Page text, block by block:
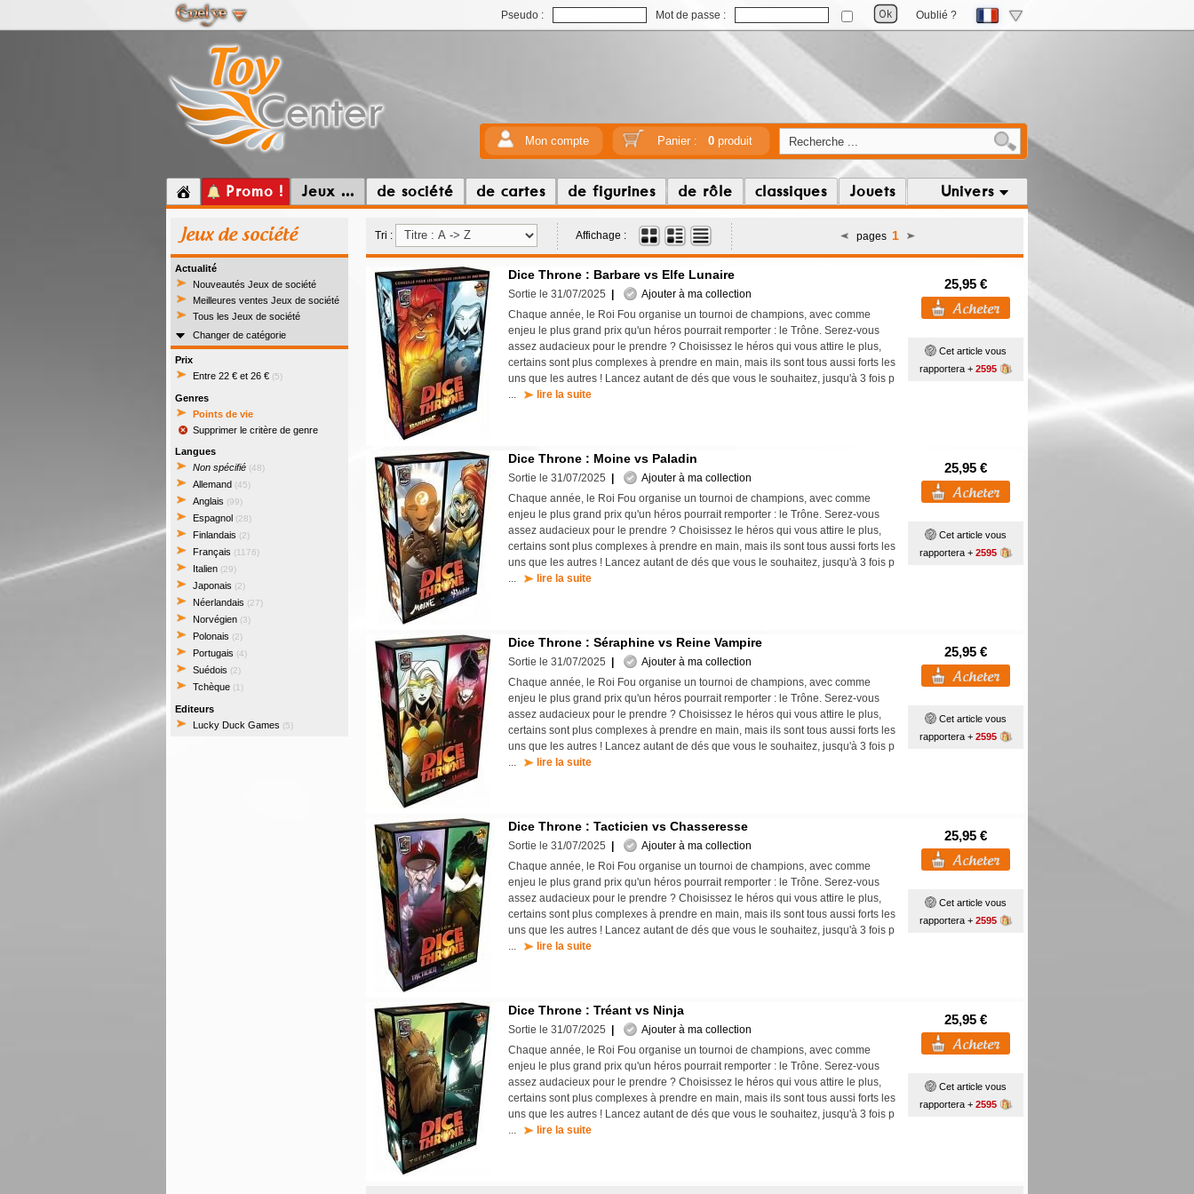
Pseudo : Mot de passe : Oublié ?
Mon compte Panier : 0produit
Promo ! Jeux ... de société de cartes de figurines de rôle classiques Jouets Univers
Jeux de société
Actualité
Nouveautés Jeux de société
Meilleures ventes Jeux de société
Tous les Jeux de société
Changer de catégorie
Prix
Entre 22 € et 26 € (5)
Genres
Points de vie
Supprimer le critère de genre
Langues
Non spécifié (48)
Allemand (45)
Anglais (99)
Espagnol (28)
Finlandais (2)
Français (1176)
Italien (29)
Japonais (2)
Néerlandais (27)
Norvégien (3)
Polonais (2)
Portugais (4)
Suédois (2)
Tchèque (1)
Editeurs
Lucky Duck Games (5)
Tri : Affichage : pages 1
Dice Throne : Barbare vs Elfe Lunaire
Sortie le 31/07/2025
Ajouter à ma collection
Chaque année, le Roi Fou organise un tournoi de champions, avec comme
enjeu le plus grand prix qu'un héros pourrait remporter : le Trône. Serez-vous
assez audacieux pour le prendre ? Choisissez le héros qui vous attire le plus,
certains sont plus complexes à prendre en main, mais ils sont tous aussi forts les
uns que les autres ! Lancez autant de dés que vous le souhaitez, jusqu'à 3 fois p
...
lire la suite
25,95 €
Cet article vous
rapportera + 2595
Dice Throne : Moine vs Paladin
Sortie le 31/07/2025
Ajouter à ma collection
Chaque année, le Roi Fou organise un tournoi de champions, avec comme
enjeu le plus grand prix qu'un héros pourrait remporter : le Trône. Serez-vous
assez audacieux pour le prendre ? Choisissez le héros qui vous attire le plus,
certains sont plus complexes à prendre en main, mais ils sont tous aussi forts les
uns que les autres ! Lancez autant de dés que vous le souhaitez, jusqu'à 3 fois p
...
lire la suite
25,95 €
Cet article vous
rapportera + 2595
Dice Throne : Séraphine vs Reine Vampire
Sortie le 31/07/2025
Ajouter à ma collection
Chaque année, le Roi Fou organise un tournoi de champions, avec comme
enjeu le plus grand prix qu'un héros pourrait remporter : le Trône. Serez-vous
assez audacieux pour le prendre ? Choisissez le héros qui vous attire le plus,
certains sont plus complexes à prendre en main, mais ils sont tous aussi forts les
uns que les autres ! Lancez autant de dés que vous le souhaitez, jusqu'à 3 fois p
...
lire la suite
25,95 €
Cet article vous
rapportera + 2595
Dice Throne : Tacticien vs Chasseresse
Sortie le 31/07/2025
Ajouter à ma collection
Chaque année, le Roi Fou organise un tournoi de champions, avec comme
enjeu le plus grand prix qu'un héros pourrait remporter : le Trône. Serez-vous
assez audacieux pour le prendre ? Choisissez le héros qui vous attire le plus,
certains sont plus complexes à prendre en main, mais ils sont tous aussi forts les
uns que les autres ! Lancez autant de dés que vous le souhaitez, jusqu'à 3 fois p
...
lire la suite
25,95 €
Cet article vous
rapportera + 2595
Dice Throne : Tréant vs Ninja
Sortie le 31/07/2025
Ajouter à ma collection
Chaque année, le Roi Fou organise un tournoi de champions, avec comme
enjeu le plus grand prix qu'un héros pourrait remporter : le Trône. Serez-vous
assez audacieux pour le prendre ? Choisissez le héros qui vous attire le plus,
certains sont plus complexes à prendre en main, mais ils sont tous aussi forts les
uns que les autres ! Lancez autant de dés que vous le souhaitez, jusqu'à 3 fois p
...
lire la suite
25,95 €
Cet article vous
rapportera + 2595